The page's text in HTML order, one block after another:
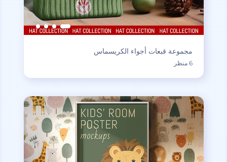
مجموعة قبعات أجواء الكريسماس
6 منظر